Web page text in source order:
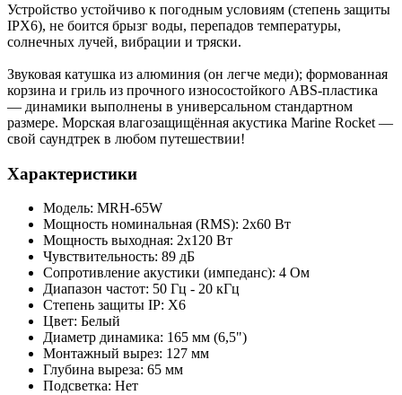
Устройство устойчиво к погодным условиям (степень защиты
IPX6), не боится брызг воды, перепадов температуры,
солнечных лучей, вибрации и тряски.
Звуковая катушка из алюминия (он легче меди); формованная
корзина и гриль из прочного износостойкого ABS-пластика
— динамики выполнены в универсальном стандартном
размере. Морская влагозащищённая акустика Marine Rocket —
свой саундтрек в любом путешествии!
Характеристики
Модель: MRH-65W
Мощность номинальная (RMS): 2х60 Вт
Мощность выходная: 2х120 Вт
Чувствительность: 89 дБ
Сопротивление акустики (импеданс): 4 Ом
Диапазон частот: 50 Гц - 20 кГц
Степень защиты IP: Х6
Цвет: Белый
Диаметр динамика: 165 мм (6,5")
Монтажный вырез: 127 мм
Глубина выреза: 65 мм
Подсветка: Нет